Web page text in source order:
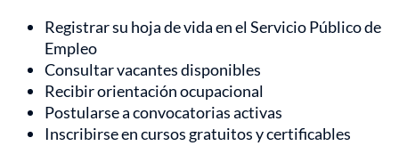
Registrar su hoja de vida en el Servicio Público de
Empleo
Consultar vacantes disponibles
Recibir orientación ocupacional
Postularse a convocatorias activas
Inscribirse en cursos gratuitos y certificables